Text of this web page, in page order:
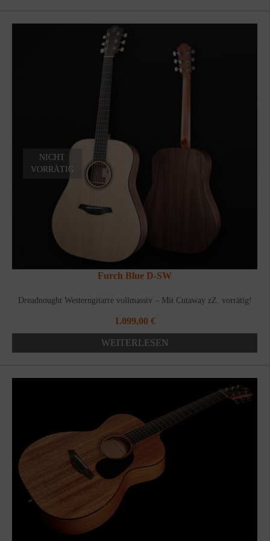
Furch Blue D-SW
Dreadnought Westerngitarre vollmassiv – Mit Cutaway zZ. vorrätig!
1.099,00 €
WEITERLESEN
NICHT
VORRÄTIG